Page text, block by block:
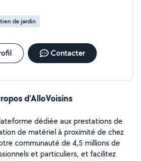
de jardin
Contacter
d’AlloVoisins
dédiée aux prestations de
de matériel à proximité de chez
communauté de 4,5 millions de
et particuliers, et facilitez